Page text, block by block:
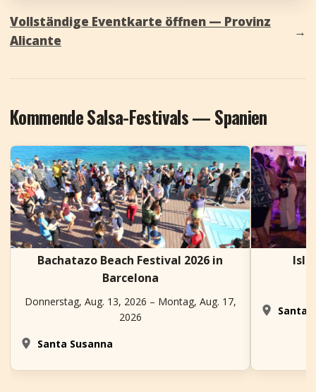
Vollständige Eventkarte öffnen — Provinz
Alicante
→
Kommende Salsa-Festivals — Spanien
Bachatazo Beach Festival 2026 in
Barcelona
Donnerstag, Aug. 13, 2026 – Montag, Aug. 17,
2026
Santa Susanna
Isla
Santa